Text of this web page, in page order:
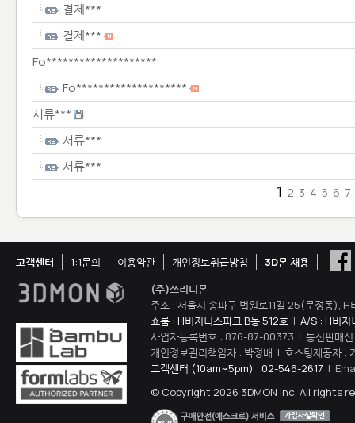
결제***
결제***
Fo********************
Fo********************
서류***
서류***
서류***
1 2 3 4 5 6 7
고객센터 1:1문의 이용약관 개인정보취급방침
3D몬 채용
(주)쓰리디몬
주소 : 서울시 송파구 법원로11길 25(문정동),
쇼룸 : H비지니스파크 B동 512호 | A/S : H비지
사업자등록번호 : 876-87-00373 | 통신판매
개인정보관리책임자 : 박정배 | 호스팅제공자 :
고객센터 (10am~5pm) : 02-546-2617 |
© Copyright 2026 3DMON Inc. All rights